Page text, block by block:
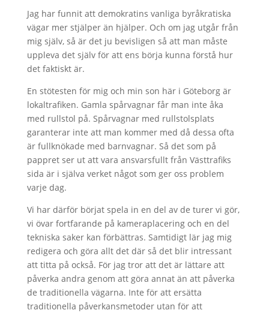
Jag har funnit att demokratins vanliga byråkratiska
vägar mer stjälper än hjälper. Och om jag utgår från
mig själv, så är det ju bevisligen så att man måste
uppleva det själv för att ens börja kunna förstå hur
det faktiskt är.
En stötesten för mig och min son här i Göteborg är
lokaltrafiken. Gamla spårvagnar får man inte åka
med rullstol på. Spårvagnar med rullstolsplats
garanterar inte att man kommer med då dessa ofta
är fullknökade med barnvagnar. Så det som på
pappret ser ut att vara ansvarsfullt från Västtrafiks
sida är i själva verket något som ger oss problem
varje dag.
Vi har därför börjat spela in en del av de turer vi gör,
vi övar fortfarande på kameraplacering och en del
tekniska saker kan förbättras. Samtidigt lär jag mig
redigera och göra allt det där så det blir intressant
att titta på också. För jag tror att det är lättare att
påverka andra genom att göra annat än att påverka
de traditionella vägarna. Inte för att ersätta
traditionella påverkansmetoder utan för att